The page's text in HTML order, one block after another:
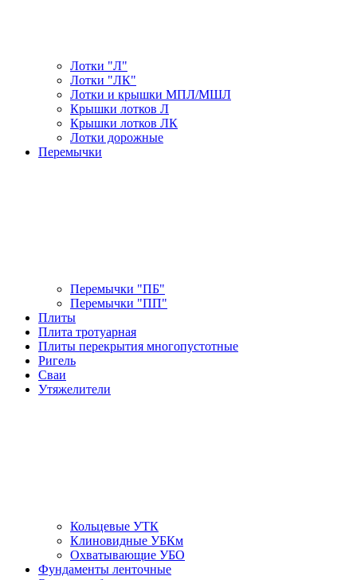
Лотки "Л"
Лотки "ЛК"
Лотки и крышки МПЛ/МШЛ
Крышки лотков Л
Крышки лотков ЛК
Лотки дорожные
Перемычки
Перемычки "ПБ"
Перемычки "ПП"
Плиты
Плита тротуарная
Плиты перекрытия многопустотные
Ригель
Сваи
Утяжелители
Кольцевые УТК
Клиновидные УБКм
Охватывающие УБО
Фундаменты ленточные